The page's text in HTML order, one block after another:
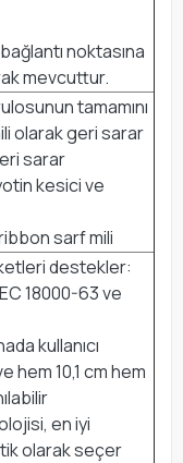
noktasına
mevcuttur.
tamamını
olarak geri sarar
sarar
kesici ve
sarf mili
destekler:
18000-63 ve
kullanıcı
hem 10,1 cm hem
en iyi
olarak seçer